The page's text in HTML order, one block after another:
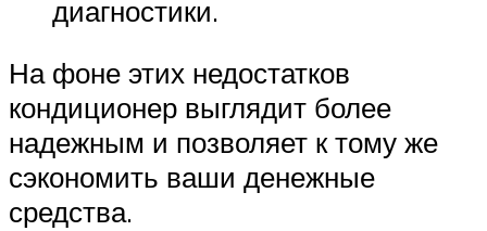
диагностики.
На фоне этих недостатков
кондиционер выглядит более
надежным и позволяет к тому же
сэкономить ваши денежные
средства.